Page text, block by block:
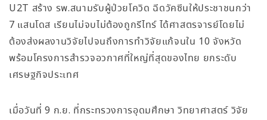
U2T สร้าง รพ.สนามรับผู้ป่วยโควิด ฉีดวัคซีนให้ประชาชนกว่า
7 แสนโดส เรียนไม่จบไม่ต้องถูกรีไทร์ ได้ศาสตรจารย์โดยไม่
ต้องส่งผลงานวิจัยไปจนถึงการทำวิจัยแก้จนใน 10 จังหวัด
พร้อมโครงการสำรวจอวกาศที่ใหญ่ที่สุดของไทย ยกระดับ
เศรษฐกิจประเทศ
เมื่อวันที่ 9 ก.ย. ที่กระทรวงการอุดมศึกษา วิทยาศาสตร์ วิจัย